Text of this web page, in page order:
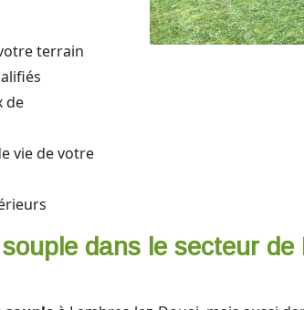
terrain
de
vie de votre
dans le secteur